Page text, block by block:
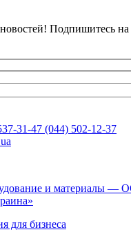
новостей! Подпишитесь
31-47 (044) 502-12-37
для бизнеса